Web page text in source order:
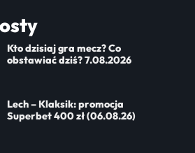
Kto dzisiaj gra mecz? Co
obstawiać dziś? 7.08.2026
Lech – Klaksik: promocja
Superbet 400 zł (06.08.26)